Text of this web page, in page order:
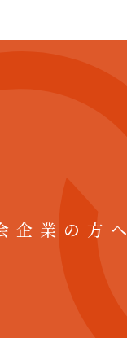
企業の方へ